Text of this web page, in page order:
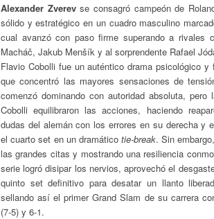
Alexander Zverevse consagró campeón de
sólido y estratégico en un cuadro masculino
cual avanzó con paso firme superando a rivales
Macháč, Jakub Menšík y al sorprendente Rafael
Flavio Cobolli fue un auténtico drama psicológico
que concentró las mayores sensaciones de
comenzó dominando con autoridad absoluta,
Cobolli equilibraron las acciones, haciendo
dudas del alemán con los errores en su derecha y
el cuarto set en un dramáticotie-break. Sin
las grandes citas y mostrando una resiliencia
serie logró disipar los nervios, aprovechó el
quinto set definitivo para desatar un llanto
sellando así el primer Grand Slam de su carrera
(7-5) y 6-1.